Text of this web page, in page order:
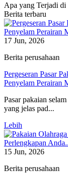
Apa yang Terjadi
Berita terbaru
17 Jun, 2026
Berita perusahaan
Pergeseran Pasar
Penyelam Perairan
Pasar pakaian
yang jelas pad...
Lebih
15 Jun, 2026
Berita perusahaan